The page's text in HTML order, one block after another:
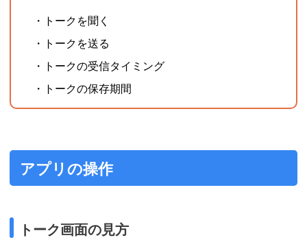
・トークを聞く
・トークを送る
・トークの受信タイミング
・トークの保存期間
アプリの操作
トーク画面の見方